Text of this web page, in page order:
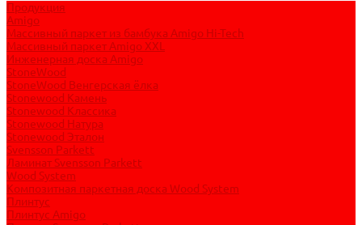
Продукция
Amigo
Массивный паркет из бамбука Amigo Hi-Tech
Массивный паркет Amigo XXL
Инженерная доска Amigo
StoneWood
StoneWood Венгерская ёлка
Stonewood Камень
Stonewood Классика
Stonewood Натура
Stonewood Эталон
Svensson Parkett
Ламинат Svensson Parkett
Wood System
Композитная паркетная доска Wood System
Плинтус
Плинтус Amigo